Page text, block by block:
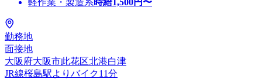
勤務地
面接地
大阪府大阪市此花区北港白津
JR線桜島駅よりバイク11分